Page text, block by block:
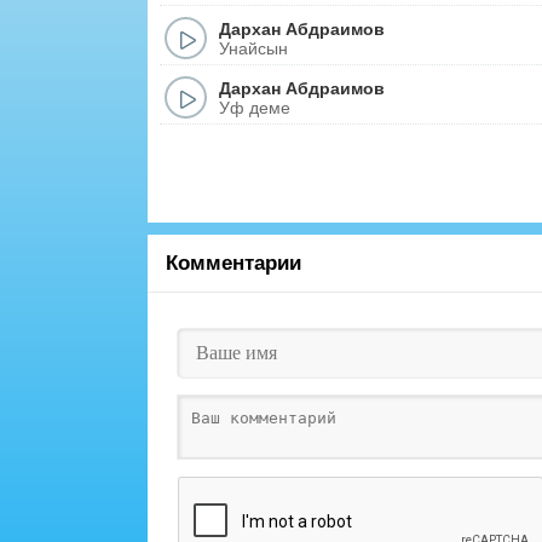
Дархан Абдраимов
Унайсын
Дархан Абдраимов
Уф деме
Комментарии